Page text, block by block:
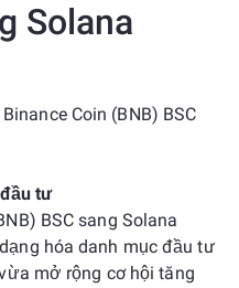
Solana
Coin (BNB) BSC
tư
BSC sang Solana
hóa danh mục đầu tư
mở rộng cơ hội tăng